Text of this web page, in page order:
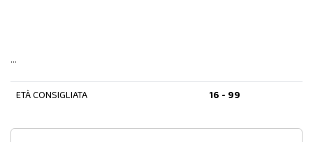
…
ETÀ CONSIGLIATA 16 - 99